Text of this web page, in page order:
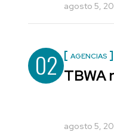
agosto 5,
02 AGENCIAS
TBWA
agosto 5,